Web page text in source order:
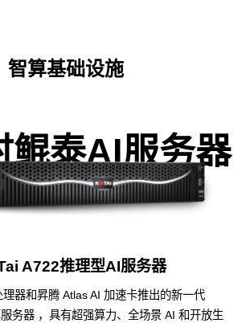
智算基础设施
鲲泰AI服务器
A722推理型AI服务器
器和昇腾 Atlas AI 加速卡推出的新一代
务器 ，具有超强算力、全场景 AI 和开放生